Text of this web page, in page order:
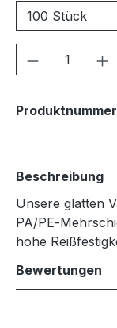
Produkt
Beschreibung
Unsere glatten
PA/
hohe
Bewertungen